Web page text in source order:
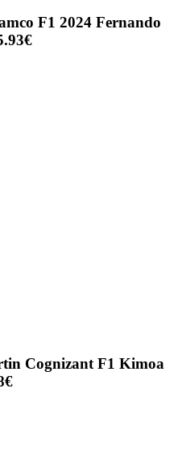
F1 2024 Fernando
Cognizant F1 Kimoa